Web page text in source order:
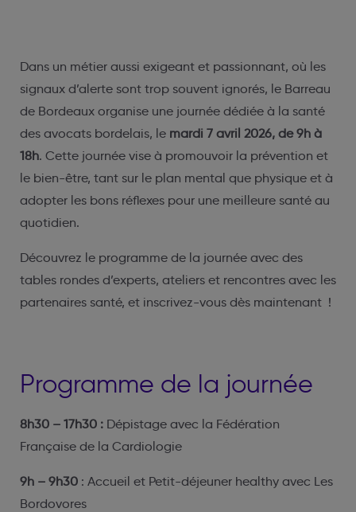
Dans un métier aussi exigeant et passionnant, où les
signaux d’alerte sont trop souvent ignorés, le Barreau
de Bordeaux organise une journée dédiée à la santé
des avocats bordelais, le mardi 7 avril 2026, de 9h à
18h. Cette journée vise à promouvoir la prévention et
le bien-être, tant sur le plan mental que physique et à
adopter les bons réflexes pour une meilleure santé au
quotidien.
Découvrez le programme de la journée avec des
tables rondes d’experts, ateliers et rencontres avec les
partenaires santé, et inscrivez-vous dès maintenant !
Programme de la journée
8h30 – 17h30 : Dépistage avec la Fédération
Française de la Cardiologie
9h – 9h30 : Accueil et Petit-déjeuner healthy avec Les
Bordovores